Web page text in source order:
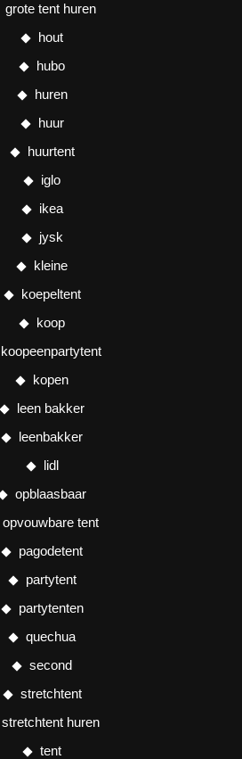
grote tent huren
hout
hubo
huren
huur
huurtent
iglo
ikea
jysk
kleine
koepeltent
koop
koopeenpartytent
kopen
leen bakker
leenbakker
lidl
opblaasbaar
opvouwbare tent
pagodetent
partytent
partytenten
quechua
second
stretchtent
stretchtent huren
tent